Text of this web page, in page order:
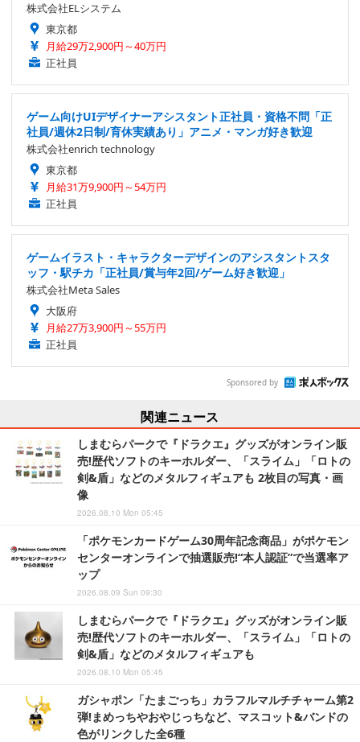
株式会社ELシステム
東京都
月給29万2,900円～40万円
正社員
ゲーム向けUIデザイナーアシスタント正社員・資格不問「正
社員/週休2日制/育休実績あり」アニメ・マンガ好き歓迎
株式会社enrich technology
東京都
月給31万9,900円～54万円
正社員
ゲームイラスト・キャラクターデザインのアシスタントスタ
ッフ・駅チカ「正社員/賞与年2回/ゲーム好き歓迎」
株式会社Meta Sales
大阪府
月給27万3,900円～55万円
正社員
Sponsored by
関連ニュース
しまむらパークで『ドラクエ』グッズがオンライン販
売!歴代ソフトのキーホルダー、「スライム」「ロトの
剣&盾」などのメタルフィギュアも 2枚目の写真・画
像
2026.08.10 Mon 05:45
「ポケモンカードゲーム30周年記念商品」がポケモン
センターオンラインで抽選販売!“本人認証”で当選率ア
ップ
2026.08.09 Sun 09:30
しまむらパークで『ドラクエ』グッズがオンライン販
売!歴代ソフトのキーホルダー、「スライム」「ロトの
剣&盾」などのメタルフィギュアも
2026.08.10 Mon 05:45
ガシャポン「たまごっち」カラフルマルチチャーム第2
弾!まめっちやおやじっちなど、マスコット&バンドの
色がリンクした全6種